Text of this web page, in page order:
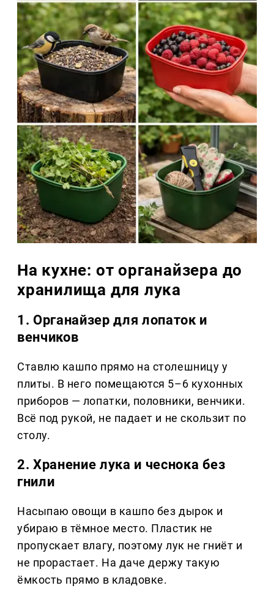
На кухне: от органайзера до
хранилища для лука
1. Органайзер для лопаток и
венчиков
Ставлю кашпо прямо на столешницу у
плиты. В него помещаются 5–6 кухонных
приборов — лопатки, половники, венчики.
Всё под рукой, не падает и не скользит по
столу.
2. Хранение лука и чеснока без
гнили
Насыпаю овощи в кашпо без дырок и
убираю в тёмное место. Пластик не
пропускает влагу, поэтому лук не гниёт и
не прорастает. На даче держу такую
ёмкость прямо в кладовке.